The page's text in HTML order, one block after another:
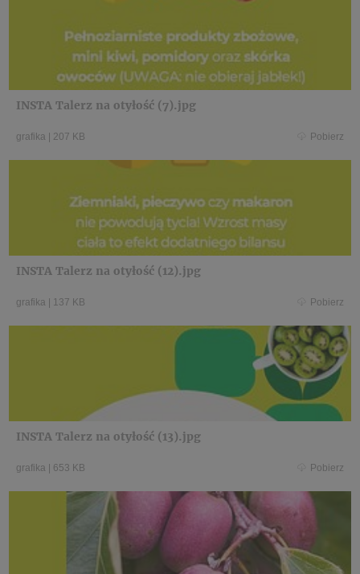
INSTA Talerz na otyłość (7).jpg
grafika 207 KB Pobierz
INSTA Talerz na otyłość (12).jpg
grafika 137 KB Pobierz
INSTA Talerz na otyłość (13).jpg
grafika 653 KB Pobierz